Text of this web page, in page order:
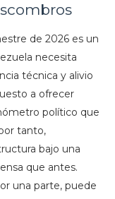
de 2026 es un
necesita
técnica y alivio
a ofrecer
político que
tanto,
bajo una
que antes.
una parte, puede